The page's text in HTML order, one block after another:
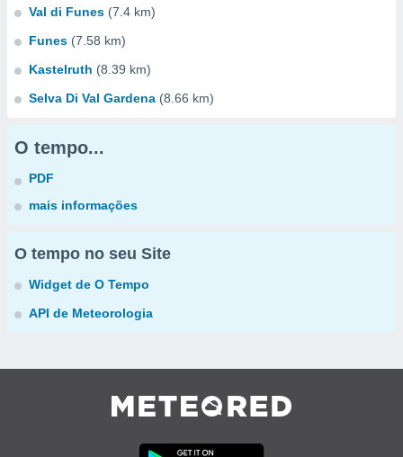
Val di Funes (7.4 km)
Funes (7.58 km)
Kastelruth (8.39 km)
Selva Di Val Gardena (8.66 km)
O tempo...
PDF
mais informações
O tempo no seu Site
Widget de O Tempo
API de Meteorologia